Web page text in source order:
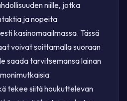
niille, jotka
ja nopeita
kasinomaailmassa. Tässä
voivat soittamalla suoraan
saada tarvitsemansa lainan
tekee siitä houkuttelevan